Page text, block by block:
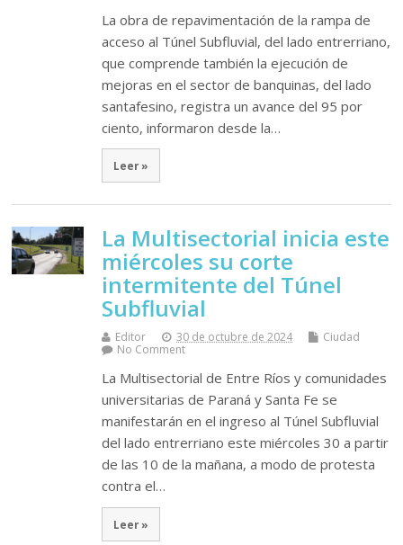
La obra de repavimentación de la rampa de
acceso al Túnel Subfluvial, del lado entrerriano,
que comprende también la ejecución de
mejoras en el sector de banquinas, del lado
santafesino, registra un avance del 95 por
ciento, informaron desde la…
Leer »
La Multisectorial inicia este
miércoles su corte
intermitente del Túnel
Subfluvial
Editor 30 de octubre de 2024
Ciudad
No Comment
La Multisectorial de Entre Ríos y comunidades
universitarias de Paraná y Santa Fe se
manifestarán en el ingreso al Túnel Subfluvial
del lado entrerriano este miércoles 30 a partir
de las 10 de la mañana, a modo de protesta
contra el…
Leer »